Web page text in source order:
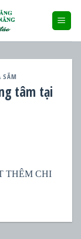
SẮM
tâm tại
THÊM CHI